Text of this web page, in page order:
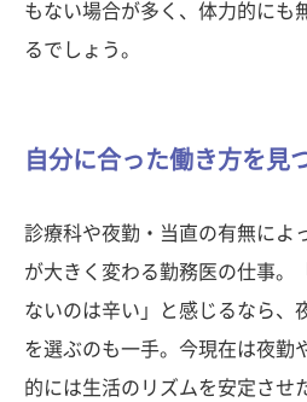
もない場合が多く、体力的にも
るでしょう。
自分に合った働き方を見
診療科や夜勤・当直の有無によ
が大きく変わる勤務医の仕事。
ないのは辛い」と感じるなら、
を選ぶのも一手。今現在は夜勤
的には生活のリズムを安定させ